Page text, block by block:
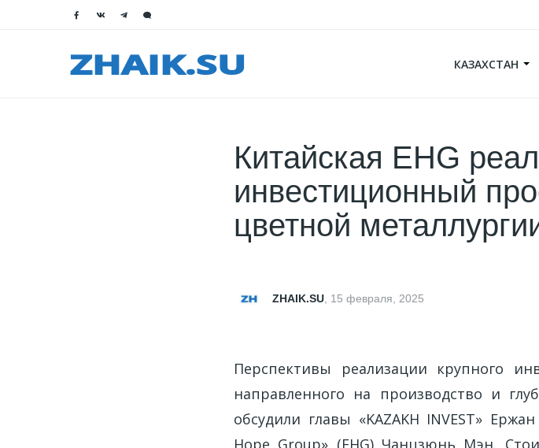
КАЗАХСТАН
Китайская EHG
инвестиционный
цветной
ZHAIK.SU, 15 февраля, 2025
Перспективы реализации крупного
направленного на производство и
обсудили главы «KAZAKH INVEST»
Hope Group» (EHG) Чанцзюнь Мэн.